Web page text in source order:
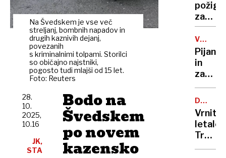
Na Švedskem je vse več
streljanj, bombnih napadov in
drugih kaznivih dejanj,
povezanih
s kriminalnimi tolpami. Storilci
so običajno najstniki,
pogosto tudi mlajši od 15 let.
Foto: Reuters
Bodo na
Švedskem
po novem
kazensko
28.
10.
2025,
10.16
JK,
STA
zanika
priči:
kriv.
Vse
velika
laž«
V
Pijan
in
zadet
s
132
km/h
čez
rdečo
luč,
DUH
ČASA
mnogi